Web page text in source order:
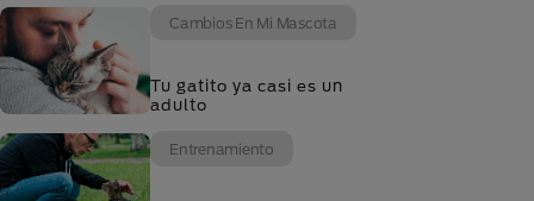
Cambios En Mi Mascota
Tu gatito ya casi es un
adulto
Entrenamiento